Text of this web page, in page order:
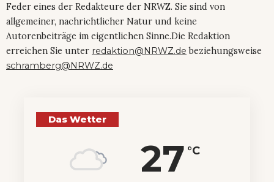
Feder eines der Redakteure der NRWZ. Sie sind von
allgemeiner, nachrichtlicher Natur und keine
Autorenbeiträge im eigentlichen Sinne.Die Redaktion
erreichen Sie unter redaktion@NRWZ.de beziehungsweise
schramberg@NRWZ.de
Das Wetter
27 °C